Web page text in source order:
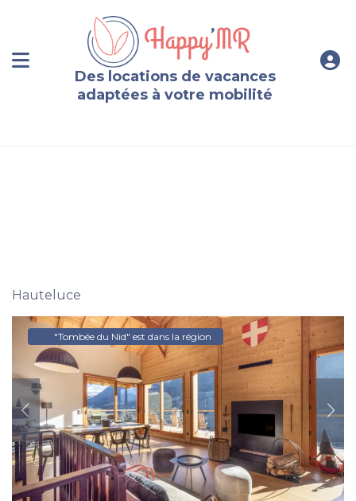
Des locations de vacances
adaptées à votre mobilité
Hauteluce
"Tombée du Nid" est dans la région